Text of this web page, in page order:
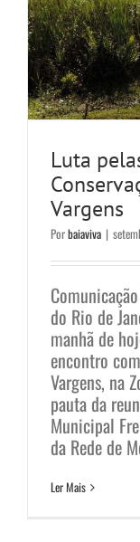
Luta
Vargens
Porbaiaviva |
do Rio de
manhã de
encontro
Vargens, na
pauta da
Municipal
da Rede de
Ler Mais